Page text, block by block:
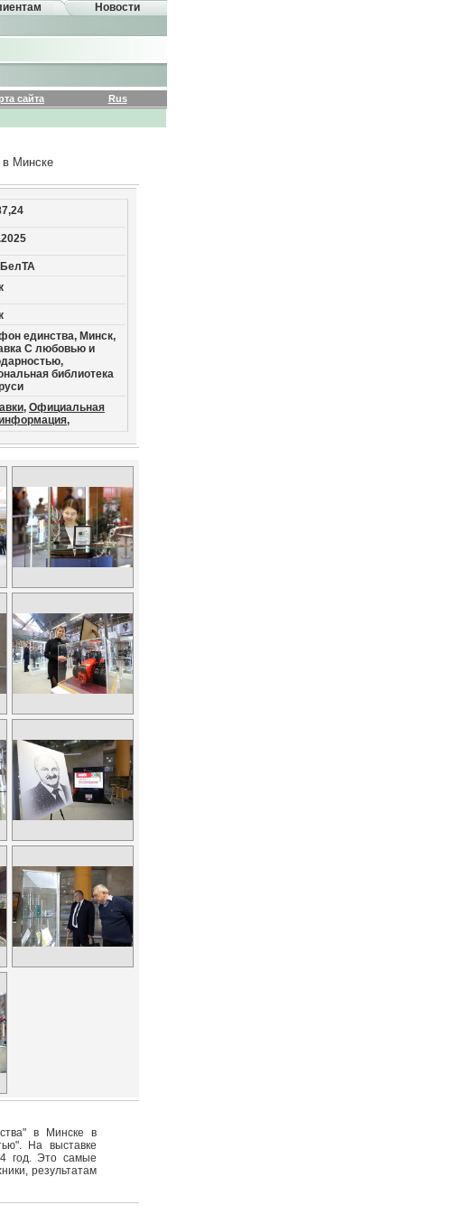
Новости
сайта
Rus
в Минске
единства, Минск,
С любовью и
библиотека
Официальная
в Минске в
На выставке
год. Это самые
результатам